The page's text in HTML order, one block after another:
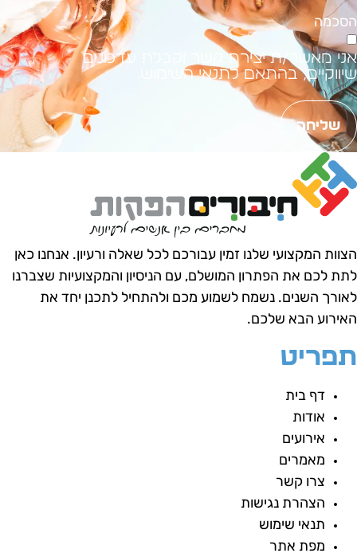
מאשר/ת יצירת קשר וקבלת עדכונים
בהתאם לתנאי השימוש.
שליחה
המקצועי שלנו זמין עבורכם לכל שאלה ורעיון. אנחנו כאן
לכם את הפתרון המושלם, עם הניסיון והמקצועיות שצברנו
השנים. נשמח לשמוע מכם ולהתחיל לתכנן יחד את
הבא שלכם.
דף בית
אודות
אירועים
מאמרים
צרו קשר
הצהרת נגישות
תנאי שימוש
מפת אתר